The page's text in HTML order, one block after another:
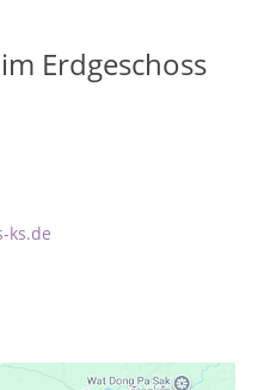
Erdgeschoss
ks.de